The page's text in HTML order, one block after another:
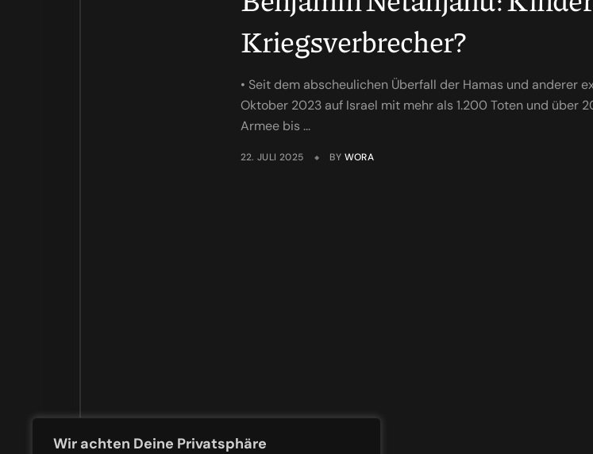
Wir achten Deine Privatsphäre
Kriegsverbrecher?
• Seit dem abscheulichen Überfall der Hamas und anderer
Oktober 2023 auf Israel mit mehr als 1.200 Toten und über
Armee bis ...
22. JULI 2025 BY WORA